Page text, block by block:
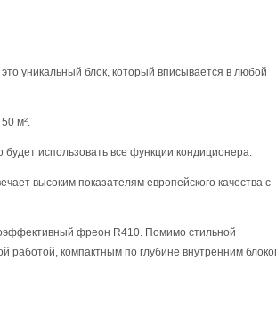
уникальный блок, который вписывается в любой
м².
использовать все функции кондиционера.
высоким показателям европейского качества с
фреон R410. Помимо стильной
работой, компактным по глубине внутренним